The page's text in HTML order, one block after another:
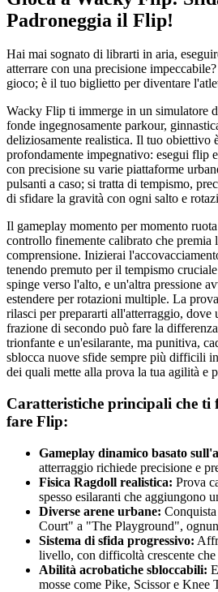
Padroneggia il Flip!
Hai mai sognato di librarti in aria,
atterrare con una precisione
gioco; è il tuo biglietto per diventare
Wacky Flip ti immerge in un simulatore
fonde ingegnosamente parkour,
deliziosamente realistica. Il tuo obiettivo
profondamente impegnativo: esegui flip
con precisione su varie piattaforme
pulsanti a caso; si tratta di tempismo,
di sfidare la gravità con ogni salto e
Il gameplay momento per momento
controllo finemente calibrato che premia
comprensione. Inizierai
tenendo premuto per il tempismo
spinge verso l'alto, e un'altra pressione
estendere per rotazioni multiple. La
rilasci per prepararti all'atterraggio, dove
frazione di secondo può fare la
trionfante e un'esilarante, ma punitiva,
sblocca nuove sfide sempre più difficili
dei quali mette alla prova la tua agilità e
Caratteristiche principali che ti
fare Flip:
Gameplay dinamico basato
atterraggio richiede precisione e
Fisica Ragdoll realistica: Prova
spesso esilaranti che aggiungono
Diverse arene urbane:
Court" a "The Playground",
Sistema di sfida progressivo:
livello, con difficoltà crescente
Abilità acrobatiche sbloccabili:
mosse come Pike, Scissor e Knee